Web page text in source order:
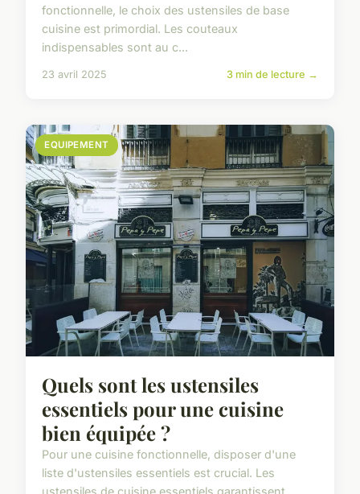
fonctionnelle, le choix des ustensiles de base
cuisine est primordial. Les couteaux
indispensables sont au c...
23 avril 2025 3 min de lecture →
EQUIPEMENT
Quels sont les ustensiles
essentiels pour une cuisine
bien équipée ?
Pour une cuisine fonctionnelle, disposer d'une
liste d'ustensiles essentiels est crucial. Les